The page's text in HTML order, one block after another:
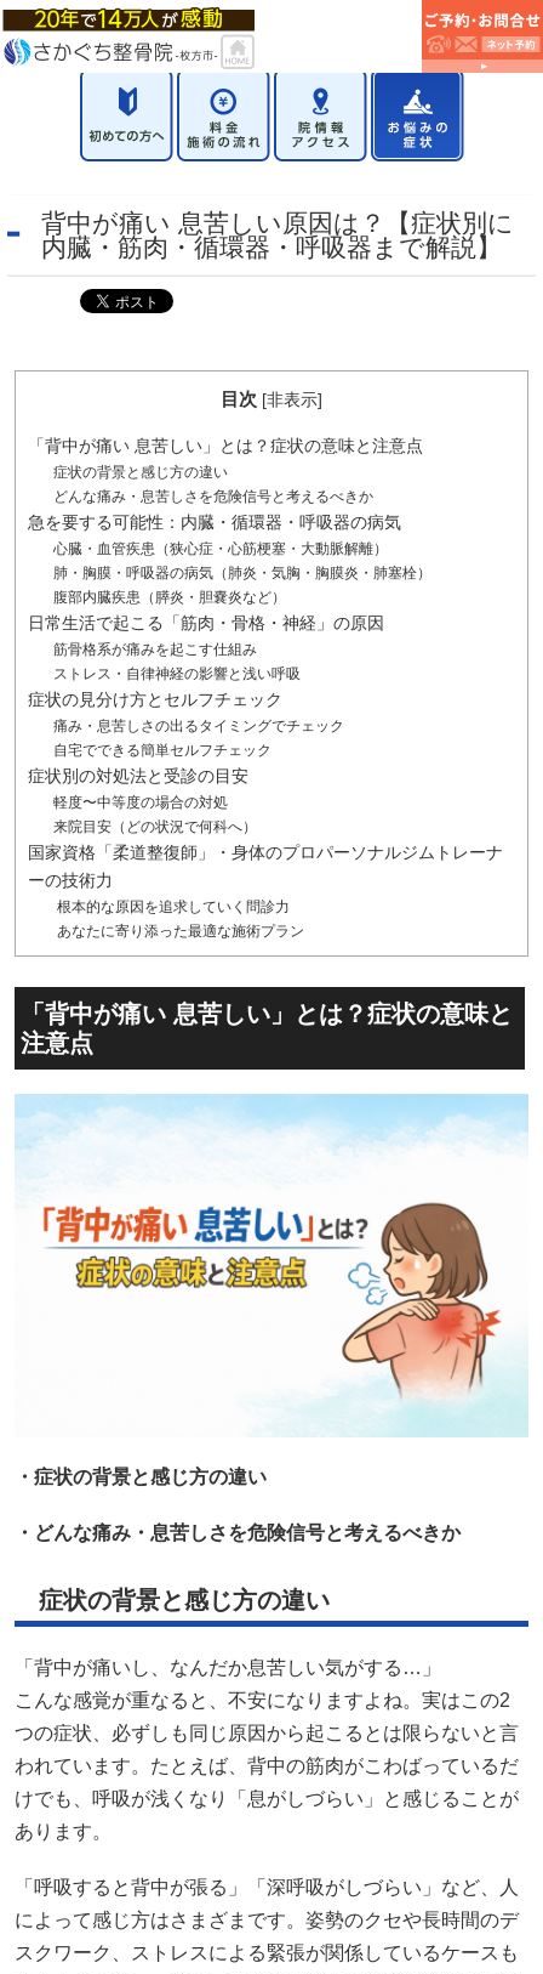
背中が痛い 息苦しい原因は？【症状別に
内臓・筋肉・循環器・呼吸器まで解説】
目次 [非表示]
「背中が痛い 息苦しい」とは？症状の意味と注意点
症状の背景と感じ方の違い
どんな痛み・息苦しさを危険信号と考えるべきか
急を要する可能性：内臓・循環器・呼吸器の病気
心臓・血管疾患（狭心症・心筋梗塞・大動脈解離）
肺・胸膜・呼吸器の病気（肺炎・気胸・胸膜炎・肺塞栓）
腹部内臓疾患（膵炎・胆嚢炎など）
日常生活で起こる「筋肉・骨格・神経」の原因
筋骨格系が痛みを起こす仕組み
ストレス・自律神経の影響と浅い呼吸
症状の見分け方とセルフチェック
痛み・息苦しさの出るタイミングでチェック
自宅でできる簡単セルフチェック
症状別の対処法と受診の目安
軽度〜中等度の場合の対処
来院目安（どの状況で何科へ）
国家資格「柔道整復師」・身体のプロパーソナルジムトレーナ
ーの技術力
根本的な原因を追求していく問診力
あなたに寄り添った最適な施術プラン
「背中が痛い 息苦しい」とは？症状の意味と
注意点
・症状の背景と感じ方の違い
・どんな痛み・息苦しさを危険信号と考えるべきか
症状の背景と感じ方の違い
「背中が痛いし、なんだか息苦しい気がする…」
こんな感覚が重なると、不安になりますよね。実はこの2
つの症状、必ずしも同じ原因から起こるとは限らないと言
われています。たとえば、背中の筋肉がこわばっているだ
けでも、呼吸が浅くなり「息がしづらい」と感じることが
あります。
「呼吸すると背中が張る」「深呼吸がしづらい」など、人
によって感じ方はさまざまです。姿勢のクセや長時間のデ
スクワーク、ストレスによる緊張が関係しているケースも